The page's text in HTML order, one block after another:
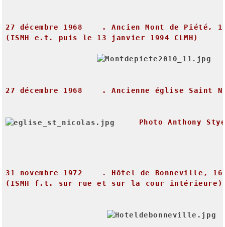
27 décembre 1968 . Ancien Mont de Piété,
(ISMH
e.t. puis le 13 janvier 1994 CLMH)
27 décembre 1968 . Ancienne église Saint
Photo Anthony
31 novembre 1972 . Hôtel de Bonneville,
16
(ISMH
f.t. sur rue et sur la cour intérieure)